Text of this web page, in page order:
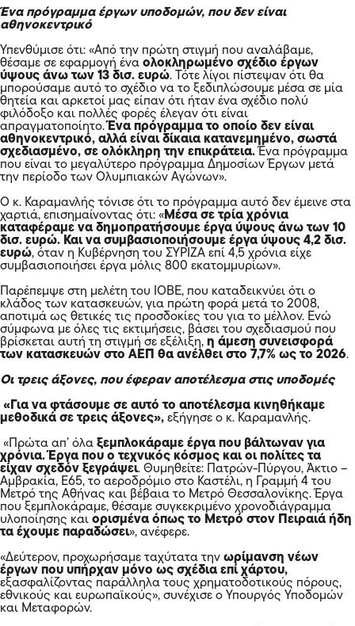
Ένα πρόγραμμα έργων υποδομών, που δεν είναι
αθηνοκεντρικό
Υπενθύμισε ότι: «Από την πρώτη στιγμή που αναλάβαμε,
θέσαμε σε εφαρμογή ένα ολοκληρωμένο σχέδιο έργων
ύψους άνω των 13 δισ. ευρώ. Τότε λίγοι πίστεψαν ότι θα
μπορούσαμε αυτό το σχέδιο να το ξεδιπλώσουμε μέσα σε μία
θητεία και αρκετοί μας είπαν ότι ήταν ένα σχέδιο πολύ
φιλόδοξο και πολλές φορές έλεγαν ότι είναι
απραγματοποίητο.Ένα πρόγραμμα το οποίο δεν είναι
αθηνοκεντρικό, αλλά είναι δίκαια κατανεμημένο, σωστά
σχεδιασμένο, σε ολόκληρη την επικράτεια.Ένα πρόγραμμα
που είναι το μεγαλύτερο πρόγραμμα Δημοσίων Έργων μετά
την περίοδο των Ολυμπιακών Αγώνων».
Ο κ. Καραμανλής τόνισε ότι το πρόγραμμα αυτό δεν έμεινε στα
χαρτιά, επισημαίνοντας ότι: «Μέσα σε τρία χρόνια
καταφέραμε να δημοπρατήσουμε έργα ύψους άνω των 10
δισ. ευρώ. Και να συμβασιοποιήσουμε έργα ύψους 4,2 δισ.
ευρώ, όταν η Κυβέρνηση του ΣΥΡΙΖΑ επί 4,5 χρόνια είχε
συμβασιοποιήσει έργα μόλις 800 εκατομμυρίων».
Παρέπεμψε στη μελέτη του ΙΟΒΕ, που καταδεικνύει ότι ο
κλάδος των κατασκευών, για πρώτη φορά μετά το 2008,
αποτιμά ως θετικές τις προσδοκίες του για το μέλλον. Ενώ
σύμφωνα με όλες τις εκτιμήσεις, βάσει του σχεδιασμού που
βρίσκεται αυτή τη στιγμή σε εξέλιξη, η άμεση συνεισφορά
των κατασκευών στο ΑΕΠ θα ανέλθει στο 7,7% ως το 2026.
Οι τρεις άξονες, που έφεραν αποτέλεσμα στις υποδομές
«Για να φτάσουμε σε αυτό το αποτέλεσμα κινηθήκαμε
μεθοδικά σε τρεις άξονες», εξήγησε ο κ. Καραμανλής.
«Πρώτα απ’ όλα ξεμπλοκάραμε έργα που βάλτωναν για
χρόνια. Έργα που ο τεχνικός κόσμος και οι πολίτες τα
είχαν σχεδόν ξεγράψει. Θυμηθείτε: Πατρών-Πύργου, Άκτιο –
Αμβρακία, Ε65, το αεροδρόμιο στο Καστέλι, η Γραμμή 4 του
Μετρό της Αθήνας και βέβαια το Μετρό Θεσσαλονίκης. Έργα
που ξεμπλοκάραμε, θέσαμε συγκεκριμένο χρονοδιάγραμμα
υλοποίησης και ορισμένα όπως το Μετρό στον Πειραιά ήδη
τα έχουμε παραδώσει», ανέφερε.
«Δεύτερον, προχωρήσαμε ταχύτατα την ωρίμανση νέων
έργων που υπήρχαν μόνο ως σχέδια επί χάρτου,
εξασφαλίζοντας παράλληλα τους χρηματοδοτικούς πόρους,
εθνικούς και ευρωπαϊκούς», συνέχισε ο Υπουργός Υποδομών
και Μεταφορών.